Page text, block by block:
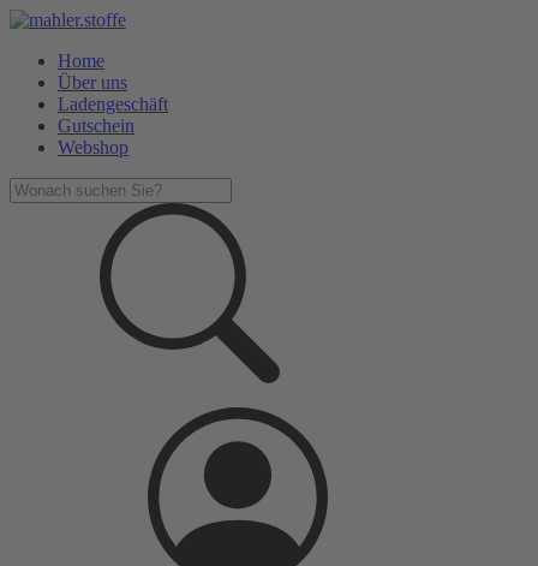
Home
Über uns
Ladengeschäft
Gutschein
Webshop